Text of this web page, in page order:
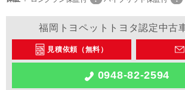
福岡トヨペットトヨタ認定中
見積依頼（無料）
0948-82-2594